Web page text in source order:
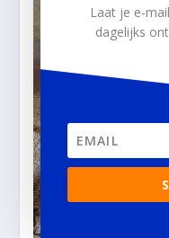
Laat je e-
dagelijks